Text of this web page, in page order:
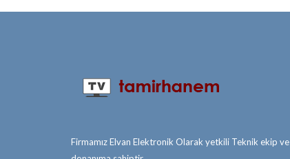
Firmamız Elvan Elektronik Olarak yetkili Teknik ekip ve